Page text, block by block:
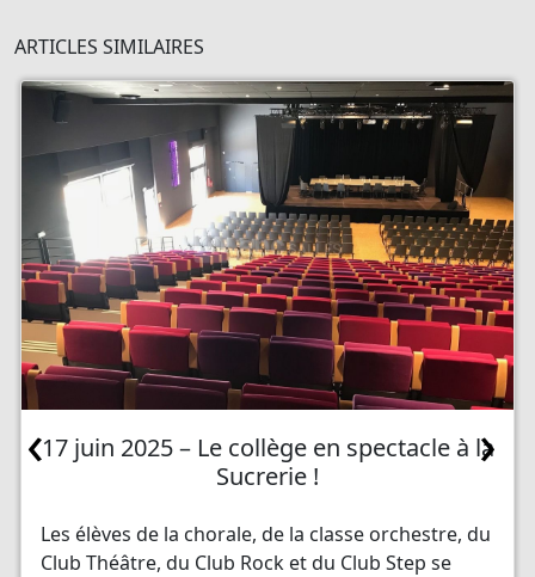
ARTICLES SIMILAIRES
17 juin 2025 – Le collège en spectacle à la
Sucrerie !
Les élèves de la chorale, de la classe orchestre, du
Club Théâtre, du Club Rock et du Club Step se
‹ ›